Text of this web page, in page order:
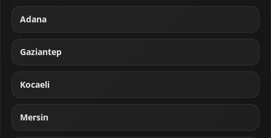
Adana
Gaziantep
Kocaeli
Mersin